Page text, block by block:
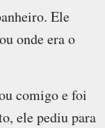
Ele
onde era o
comigo e foi
ele pediu para